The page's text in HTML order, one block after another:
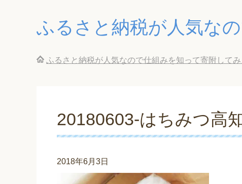
ふるさと納税が人気な
ふるさと納税が人気なので仕組みを知って寄附してみ
20180603-はちみつ高
2018年6月3日